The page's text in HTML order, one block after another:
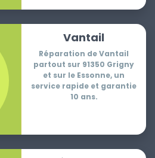
Vantail
Réparation de Vantail
partout sur 91350 Grigny
et sur le Essonne, un
service rapide et garantie
10 ans.